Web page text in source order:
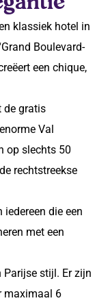
klassiek hotel in
Boulevard-
een chique,
de gratis
Val
op slechts 50
rechtstreekse
iedereen die een
met een
Parijse stijl. Er zijn
maximaal 6